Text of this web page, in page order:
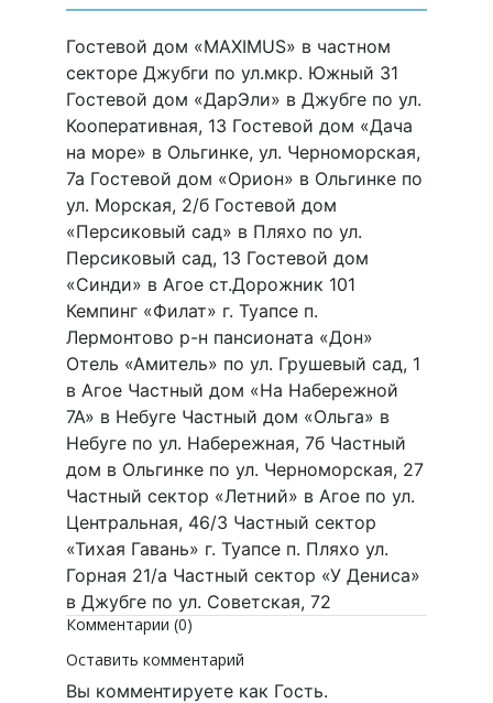
Гостевой дом «MAXIMUS» в частном
секторе Джубги по ул.мкр. Южный 31
Гостевой дом «ДарЭли» в Джубге по ул.
Кооперативная, 13 Гостевой дом «Дача
на море» в Ольгинке, ул. Черноморская,
7а Гостевой дом «Орион» в Ольгинке по
ул. Морская, 2/б Гостевой дом
«Персиковый сад» в Пляхо по ул.
Персиковый сад, 13 Гостевой дом
«Синди» в Агое ст.Дорожник 101
Кемпинг «Филат» г. Туапсе п.
Лермонтово р-н пансионата «Дон»
Отель «Амитель» по ул. Грушевый сад, 1
в Агое Частный дом «На Набережной
7А» в Небуге Частный дом «Ольга» в
Небуге по ул. Набережная, 7б Частный
дом в Ольгинке по ул. Черноморская, 27
Частный сектор «Летний» в Агое по ул.
Центральная, 46/3 Частный сектор
«Тихая Гавань» г. Туапсе п. Пляхо ул.
Горная 21/а Частный сектор «У Дениса»
в Джубге по ул. Советская, 72
Комментарии (0)
Оставить комментарий
Вы комментируете как Гость.